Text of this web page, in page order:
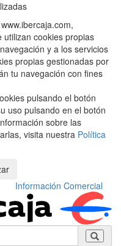
utilizan cookies propias
y a los servicios
propias gestionadas por
tu navegación con fines
pulsando el botón
uso pulsando en el botón
sobre las
visita nuestra Política
Información Comercial